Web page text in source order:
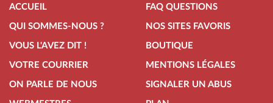
ACCUEIL
QUI SOMMES-NOUS ?
VOUS L'AVEZ DIT !
VOTRE COURRIER
ON PARLE DE NOUS
FAQ QUESTIONS
NOS SITES FAVORIS
BOUTIQUE
MENTIONS LÉGALES
SIGNALER UN ABUS